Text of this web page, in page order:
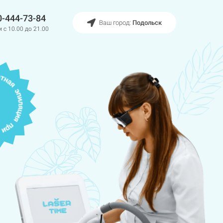
444-73-84
с 10.00 до 21.00
Ваш город: Подольск